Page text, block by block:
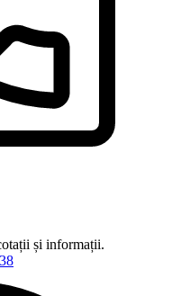
și informații.